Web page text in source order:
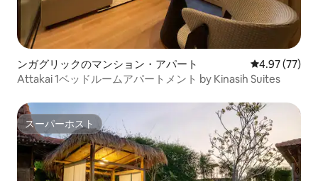
ンガグリックのマンション・アパート レビュー77
4.97 (77)
Attakai 1ベッドルームアパートメント by Kinasih Suites
スーパーホスト
スーパーホスト